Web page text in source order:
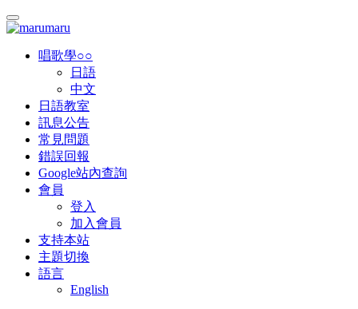
唱歌學○○
日語
中文
日語教室
訊息公告
常見問題
錯誤回報
Google站內查詢
會員
登入
加入會員
支持本站
主題切換
語言
English